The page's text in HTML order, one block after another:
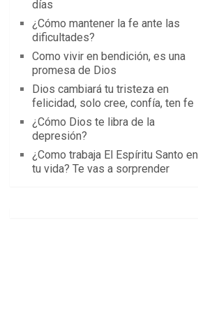
días
¿Cómo mantener la fe ante las
dificultades?
Como vivir en bendición, es una
promesa de Dios
Dios cambiará tu tristeza en
felicidad, solo cree, confía, ten fe
¿Cómo Dios te libra de la
depresión?
¿Como trabaja El Espíritu Santo en
tu vida? Te vas a sorprender